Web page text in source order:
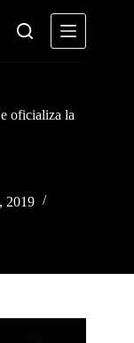
oficializa la
2019